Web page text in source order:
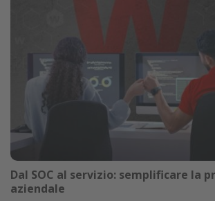
Dal SOC al servizio: semplificare la
aziendale